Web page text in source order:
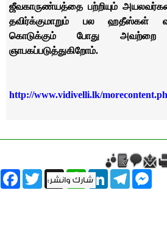
ஜீவகாருண்யத்தை பற்றியும்
தவிர்க்குமாறும் பல ஹதீஸ்கள்
கொடுக்கும் போது அவற்றை
ஞாபகப்படுத்துகிறோம்.
http://www.vidivelli.lk/
Twitter X
WhatsAppLinkedInTelegram
Messenger